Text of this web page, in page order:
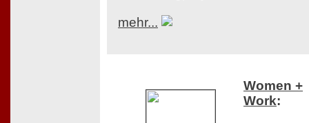
mehr...
Women +
Work: